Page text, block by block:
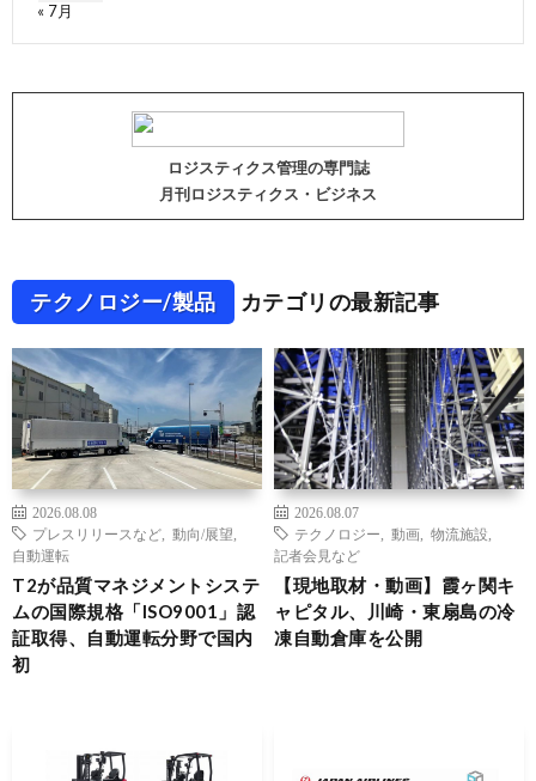
« 7月
ロジスティクス管理の専門誌
月刊ロジスティクス・ビジネス
テクノロジー/製品 カテゴリの最新記事
2026.08.08
プレスリリースなど
動向/展望
自動運転
T2が品質マネジメントシステ
ムの国際規格「ISO9001」認
証取得、自動運転分野で国内
初
2026.08.07
テクノロジー
動画 物流施設
記者会見など
【現地取材・動画】霞ヶ関キ
ャピタル、川崎・東扇島の冷
凍自動倉庫を公開